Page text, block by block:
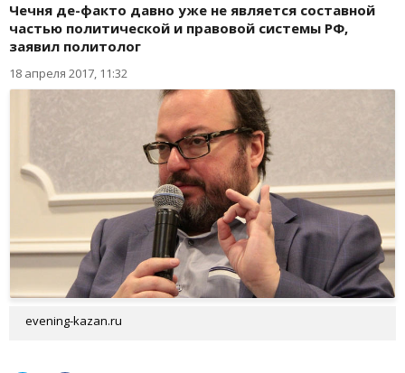
Чечня де-факто давно уже не является составной
частью политической и правовой системы РФ,
заявил политолог
18 апреля 2017, 11:32
evening-kazan.ru